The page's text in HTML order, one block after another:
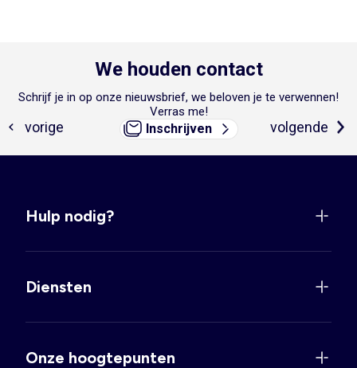
We houden contact
Schrijf je in op onze nieuwsbrief, we beloven je te verwennen!
Verras me!
Inschrijven
Hulp nodig?
Diensten
Onze hoogtepunten